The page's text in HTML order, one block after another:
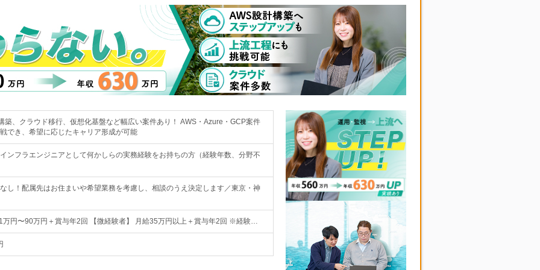
築、クラウド移行、仮想化基盤など幅広い案件あり！ AWS・Azure・GCP案件
でき、希望に応じたキャリア形成が可能
フラエンジニアとして何かしらの実務経験をお持ちの方（経験年数、分野不
し！配属先はお住まいや希望業務を考慮し、相談のうえ決定します／東京・神
万円〜90万円＋賞与年2回 【微経験者】 月給35万円以上＋賞与年2回 ※経験…